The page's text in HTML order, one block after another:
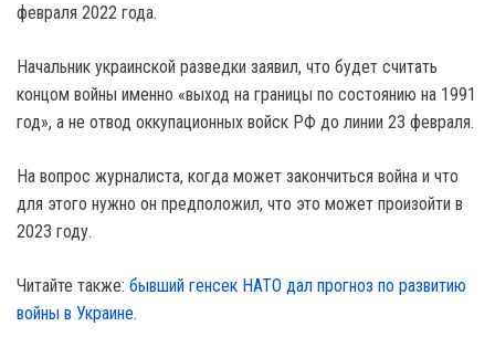
февраля 2022 года.
Начальник украинской разведки заявил, что будет считать
концом войны именно «выход на границы по состоянию на 1991
год», а не отвод оккупационных войск РФ до линии 23 февраля.
На вопрос журналиста, когда может закончиться война и что
для этого нужно он предположил, что это может произойти в
2023 году.
Читайте также: бывший генсек НАТО дал прогноз по развитию
войны в Украине.